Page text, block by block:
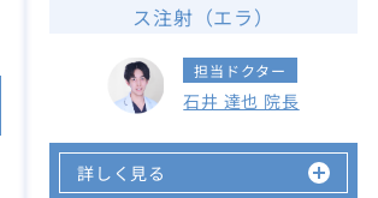
ス注射（エラ）
担当ドクター
石井 達也 院長
詳しく見る